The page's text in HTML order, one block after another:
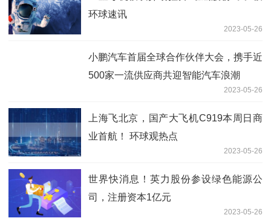
环球速讯
2023-05-26
小鹏汽车首届全球合作伙伴大会，携手近
500家一流供应商共迎智能汽车浪潮
2023-05-26
上海飞北京，国产大飞机C919本周日商
业首航！ 环球观热点
2023-05-26
世界快消息！英力股份参设绿色能源公
司，注册资本1亿元
2023-05-26